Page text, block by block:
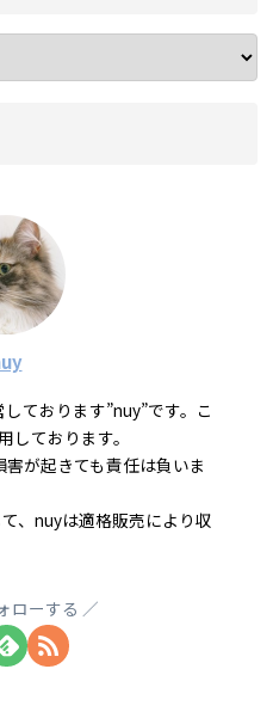
ております”nuy”です。こ
しております。
が起きても責任は負いま
、nuyは適格販売により収
ローする